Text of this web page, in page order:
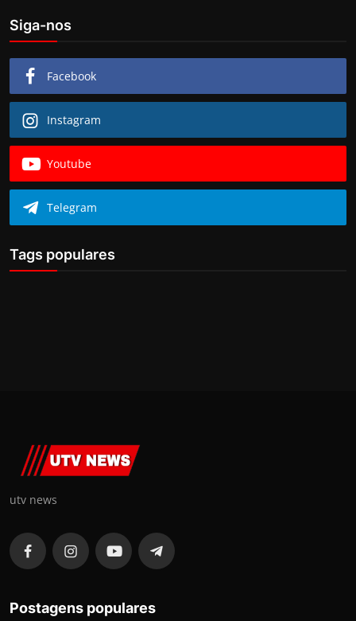
Siga-nos
Facebook
Instagram
Youtube
Telegram
Tags populares
utv news
Postagens populares